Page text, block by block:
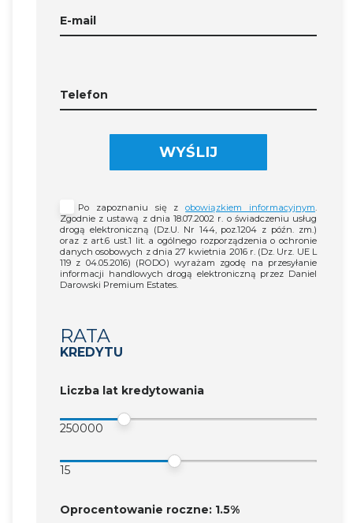
E-mail
Telefon
WYŚLIJ
Po zapoznaniu się zobowiązkiem informacyjnym
Zgodnie z ustawą z dnia 18.07.2002 r. o świadczeniu usług
drogą elektroniczną (Dz.U. Nr 144, poz.1204 z późn. zm.)
oraz z art.6 ust.1 lit. a ogólnego rozporządzenia o ochronie
danych osobowych z dnia 27 kwietnia 2016 r. (Dz. Urz. UE L
119 z 04.05.2016) (RODO) wyrażam zgodę na przesyłanie
informacji handlowych drogą elektroniczną przez Daniel
Darowski Premium Estates.
RATA
KREDYTU
Liczba lat kredytowania
250000
15
Oprocentowanie roczne: 1.5%